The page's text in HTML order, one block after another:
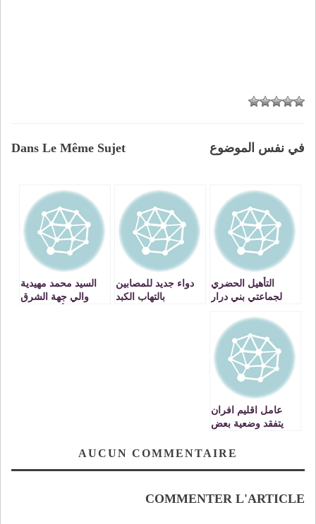
Dans Le Même Sujet في نفس الموضوع
التأهيل الحضري
لجماعتي بني درار
الملك يعطي دفعة
قوية لمشاريع التنمية
الحضرية بالجهة
الشرقية
دواء جديد للمصابين
بالتهاب الكبد
السيد محمد مهيدية
والي جهة الشرق
عامل اقليم افران
يتفقد وضعية بعض
افران وضاية عواAUCUN COMMENTAIRE
COMMENTER L'ARTICLE